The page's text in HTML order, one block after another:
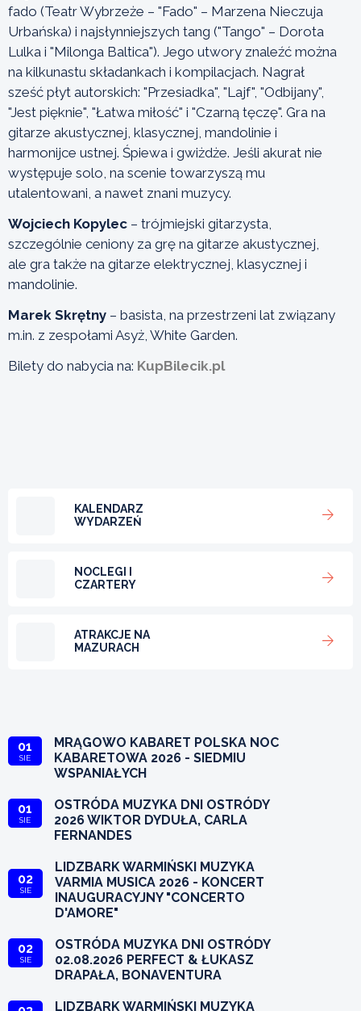
fado (Teatr Wybrzeże – "Fado" – Marzena Nieczuja
Urbańska) i najsłynniejszych tang ("Tango" – Dorota
Lulka i "Milonga Baltica"). Jego utwory znaleźć można
na kilkunastu składankach i kompilacjach. Nagrał
sześć płyt autorskich: "Przesiadka", "Lajf", "Odbijany",
"Jest pięknie", "Łatwa miłość" i "Czarną tęczę". Gra na
gitarze akustycznej, klasycznej, mandolinie i
harmonijce ustnej. Śpiewa i gwiżdże. Jeśli akurat nie
występuje solo, na scenie towarzyszą mu
utalentowani, a nawet znani muzycy.
Wojciech Kopylec – trójmiejski gitarzysta,
szczególnie ceniony za grę na gitarze akustycznej,
ale gra także na gitarze elektrycznej, klasycznej i
mandolinie.
Marek Skrętny – basista, na przestrzeni lat związany
m.in. z zespołami Asyż, White Garden.
Bilety do nabycia na: KupBilecik.pl
KALENDARZ
WYDARZEŃ
NOCLEGI I
CZARTERY
ATRAKCJE NA
MAZURACH
01
SIE
MRĄGOWO KABARET POLSKA NOC
KABARETOWA 2026 - SIEDMIU
WSPANIAŁYCH
01
SIE
OSTRÓDA MUZYKA DNI OSTRÓDY
2026 WIKTOR DYDUŁA, CARLA
FERNANDES
02
SIE
LIDZBARK WARMIŃSKI MUZYKA
VARMIA MUSICA 2026 - KONCERT
INAUGURACYJNY "CONCERTO
D'AMORE"
02
SIE
OSTRÓDA MUZYKA DNI OSTRÓDY
02.08.2026 PERFECT & ŁUKASZ
DRAPAŁA, BONAVENTURA
LIDZBARK WARMIŃSKI MUZYKA